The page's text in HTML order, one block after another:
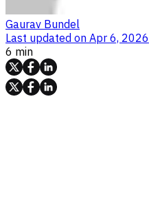
Gaurav Bundel
Last updated on Apr 6, 2026
6 min